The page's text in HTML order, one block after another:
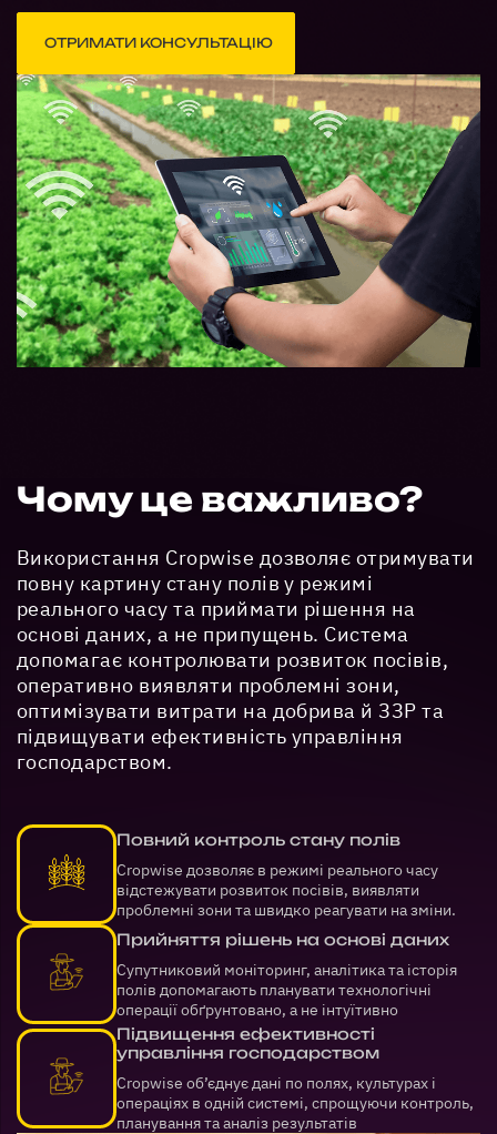
ОТРИМАТИ КОНСУЛЬТАЦІЮ
Чому це важливо?
Використання Cropwise дозволяє отримувати
повну картину стану полів у режимі
реального часу та приймати рішення на
основі даних, а не припущень. Система
допомагає контролювати розвиток посівів,
оперативно виявляти проблемні зони,
оптимізувати витрати на добрива й ЗЗР та
підвищувати ефективність управління
господарством.
Повний контроль стану полів
Cropwise дозволяє в режимі реального часу
відстежувати розвиток посівів, виявляти
проблемні зони та швидко реагувати на зміни.
Прийняття рішень на основі даних
Супутниковий моніторинг, аналітика та історія
полів допомагають планувати технологічні
операції обґрунтовано, а не інтуїтивно
Підвищення ефективності
управління господарством
Cropwise об’єднує дані по полях, культурах і
операціях в одній системі, спрощуючи контроль,
планування та аналіз результатів